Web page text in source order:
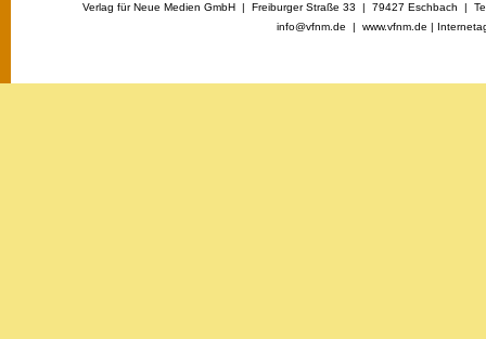
Verlag für Neue Medien GmbH | Freiburger Straße 33 | 79427 Eschbach |
info@vfnm.de | www.vfnm.de |